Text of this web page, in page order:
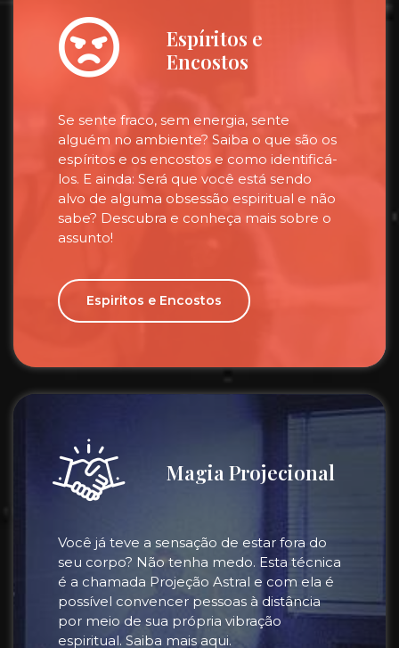
Espíritos e
Encostos
Se sente fraco, sem energia, sente
alguém no ambiente? Saiba o que são os
espíritos e os encostos e como identificá-
los. E ainda: Será que você está sendo
alvo de alguma obsessão espiritual e não
sabe? Descubra e conheça mais sobre o
assunto!
Espiritos e Encostos
Magia Projecional
Você já teve a sensação de estar fora do
seu corpo? Não tenha medo. Esta técnica
é a chamada Projeção Astral e com ela é
possível convencer pessoas à distância
por meio de sua própria vibração
espiritual. Saiba mais aqui.